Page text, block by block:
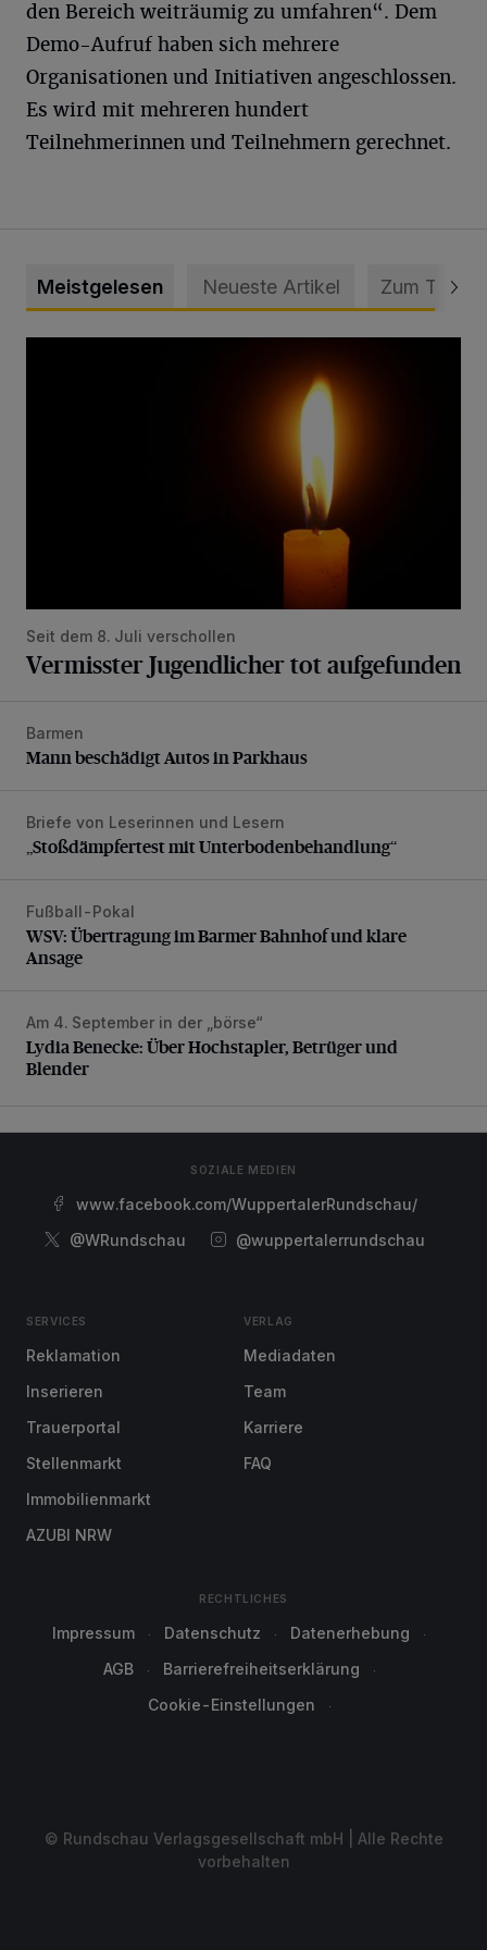
den Bereich weiträumig zu umfahren“. Dem
Demo-Aufruf haben sich mehrere
Organisationen und Initiativen angeschlossen.
Es wird mit mehreren hundert
Teilnehmerinnen und Teilnehmern gerechnet.
Meistgelesen Neueste Artikel Zum Thema
Seit dem 8. Juli verschollen
Vermisster Jugendlicher tot aufgefunden
Mann beschädigt Autos in Parkhaus
Barmen
Mann beschädigt Autos in Parkhaus
„Stoßdämpfertest mit Unterbodenbehandlung“
Briefe von Leserinnen und Lesern
„Stoßdämpfertest mit Unterbodenbehandlung“
WSV: Übertragung im Barmer Bahnhof und klare Ansage
Fußball-Pokal
WSV: Übertragung im Barmer Bahnhof und klare
Ansage
Lydia Benecke: Über Hochstapler, Betrüger und Blender
Am 4. September in der „börse“
Lydia Benecke: Über Hochstapler, Betrüger und
Blender
SOZIALE MEDIEN
www.facebook.com/WuppertalerRundschau/
@WRundschau
@wuppertalerrundschau
SERVICES
Reklamation
Inserieren
Trauerportal
Stellenmarkt
Immobilienmarkt
AZUBI NRW
VERLAG
Mediadaten
Team
Karriere
FAQ
RECHTLICHES
Impressum Datenschutz
Datenerhebung
AGB
Barrierefreiheitserklärung
Cookie-Einstellungen
© Rundschau Verlagsgesellschaft mbH | Alle Rechte
vorbehalten